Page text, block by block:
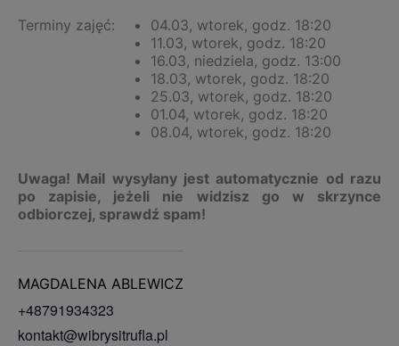
Terminy zajęć:
04.03, wtorek, godz. 18:20
11.03, wtorek, godz. 18:20
16.03, niedziela, godz. 13:00
18.03, wtorek, godz. 18:20
25.03, wtorek, godz. 18:20
01.04, wtorek, godz. 18:20
08.04, wtorek, godz. 18:20
Uwaga! Mail wysyłany jest automatycznie od razu
po zapisie, jeżeli nie widzisz go w skrzynce
odbiorczej, sprawdź spam!
MAGDALENA ABLEWICZ
+48791934323
kontakt@wibrysitrufla.pl